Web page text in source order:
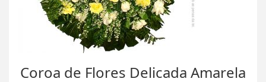
Coroa de Flores Delicada Amarela